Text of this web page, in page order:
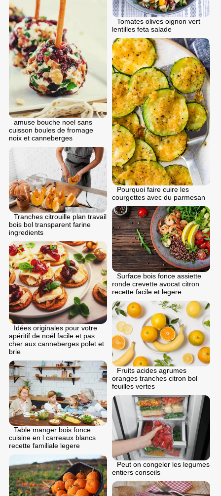
Tomates olives oignon vert
lentilles feta salade
аmuse bouche noel sans
cuisson boules de fromage
noix et canneberges
Pourquoi faire cuire les
courgettes avec du parmesan
Tranches citrouille plan travail
bois bol transparent farine
ingredients
Surface bois fonce assiette
ronde crevette avocat citron
recette facile et legere
Idées originales pour votre
apéritif de noël facile et pas
cher aux canneberges polet et
brie
Fruits acides agrumes
oranges tranches citron bol
feuilles vertes
Table manger bois fonce
cuisine en l carreaux blancs
recette familiale legere
Peut on congeler les legumes
entiers conseils